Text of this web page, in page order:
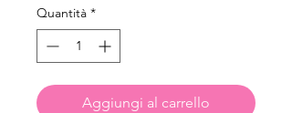
Quantità *
Aggiungi al carrello